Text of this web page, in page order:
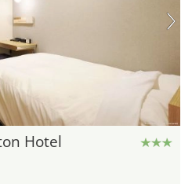
Hotel